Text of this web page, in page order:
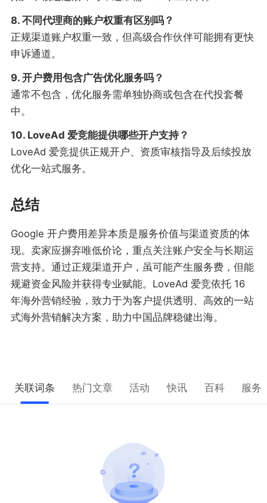
8. 不同代理商的账户权重有区别吗？
正规渠道账户权重一致，但高级合作伙伴可能拥有更快
申诉通道。
9. 开户费用包含广告优化服务吗？
通常不包含，优化服务需单独协商或包含在代投套餐
中。
10. LoveAd 爱竞能提供哪些开户支持？
LoveAd 爱竞提供正规开户、资质审核指导及后续投放
优化一站式服务。
总结
Google 开户费用差异本质是服务价值与渠道资质的体
现。卖家应摒弃唯低价论，重点关注账户安全与长期运
营支持。通过正规渠道开户，虽可能产生服务费，但能
规避资金风险并获得专业赋能。LoveAd 爱竞依托 16
年海外营销经验，致力于为客户提供透明、高效的一站
式海外营销解决方案，助力中国品牌稳健出海。
关联词条 热门文章 活动 快讯 百科 服务